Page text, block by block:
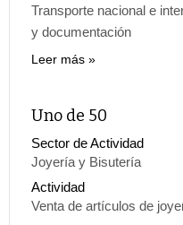
Transporte nacional e
y documentación
Leer más
Uno de 50
Sector de Actividad
Joyería y Bisutería
Actividad
Venta de artículos de